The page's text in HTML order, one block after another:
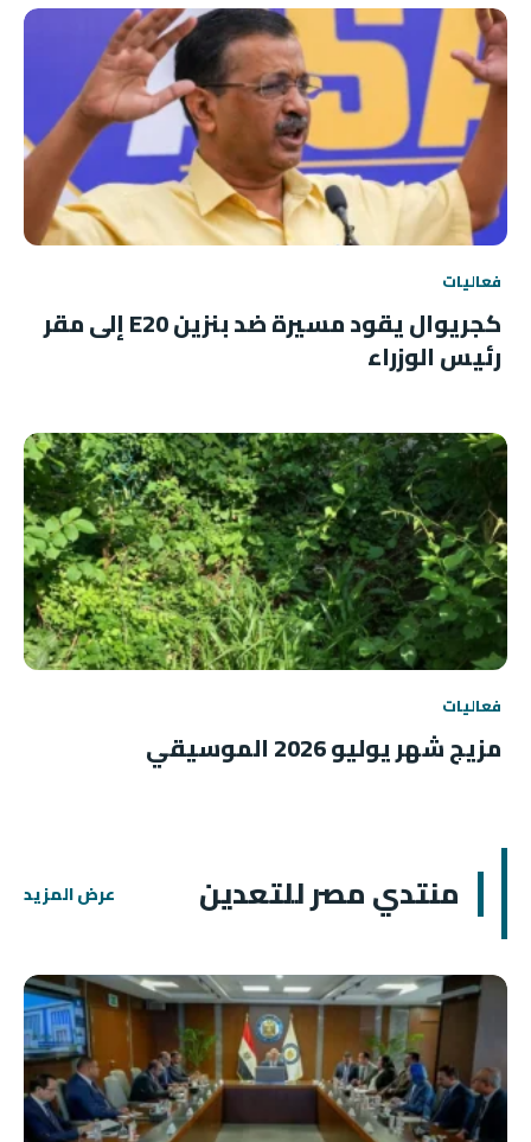
فعاليات
كجريوال يقود مسيرة ضد بنزين E20 إلى مقر
رئيس الوزراء
فعاليات
مزيج شهر يوليو 2026 الموسيقي
منتدي مصر للتعدين عرض المزيد